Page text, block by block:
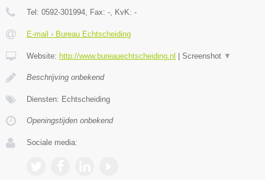
Tel: 0592-301994, Fax: -, KvK: -
E-mail › Bureau Echtscheiding
Website: http://www.bureauechtscheiding.nl Screenshot ▼
Beschrijving onbekend
Diensten: Echtscheiding
Openingstijden onbekend
Sociale media: